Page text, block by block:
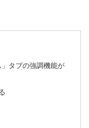
タブの強調機能が